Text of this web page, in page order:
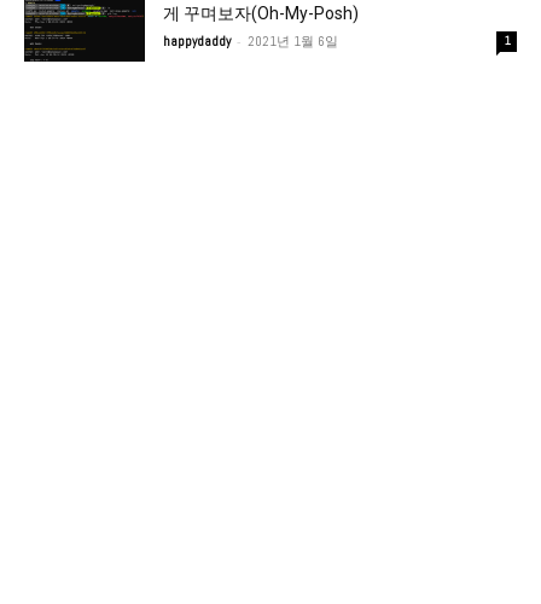
게 꾸며보자(Oh-My-Posh)
happydaddy - 2021년 1월 6일 1